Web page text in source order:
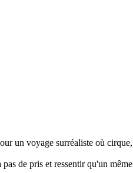
un voyage surréaliste où
de pris et ressentir qu'un